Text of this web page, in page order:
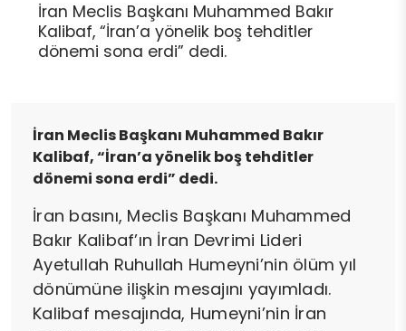
İran Meclis Başkanı Muhammed Bakır
Kalibaf, “İran’a yönelik boş tehditler
dönemi sona erdi” dedi.
İran Meclis Başkanı Muhammed Bakır
Kalibaf, “İran’a yönelik boş tehditler
dönemi sona erdi” dedi.
İran basını, Meclis Başkanı Muhammed
Bakır Kalibaf’ın İran Devrimi Lideri
Ayetullah Ruhullah Humeyni’nin ölüm yıl
dönümüne ilişkin mesajını yayımladı.
Kalibaf mesajında, Humeyni’nin İran